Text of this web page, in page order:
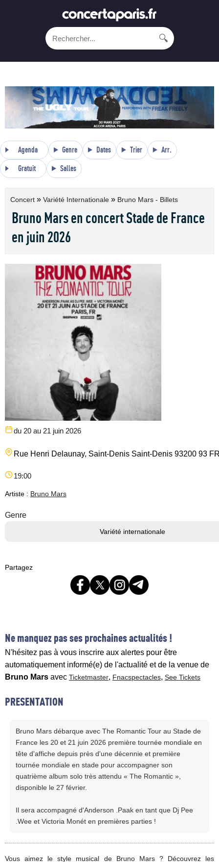
🔍
Agenda Genre Dates Trier Arr.
Gratuit Salles
Concert » Variété Internationale » Bruno Mars - Billets
Bruno Mars en concert Stade de France
en juin 2026
du 20 au 21 juin 2026
Rue Henri Delaunay, Saint-Denis Saint-Denis 93200 93
19:00
Artiste : Bruno Mars
Genre
Variété internationale
Partagez
Ne manquez pas ses prochaines actualités !
N'hésitez pas à vous inscrire aux alertes pour être
automatiquement informé(e) de l'actualité et de la venue de
Bruno Mars avec Ticketmaster, Fnacspectacles, See Tickets
PRESENTATION
Bruno Mars débarque avec The Romantic Tour au Stade de
France les 20 et 21 juin 2026 première tournée mondiale en
tête d'affiche depuis près d'une décennie et première
tournée mondiale en stade pour accompagner son
quatrième album solo très attendu « The Romantic »,
disponible le 27 février.
Il sera accompagné d'Anderson .Paak en tant que Dj Pee
.Wee et Victoria Monét en premières parties !
Vous aimez le style musical de Bruno Mars ? Découvrez les